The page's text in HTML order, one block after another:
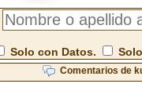
Solo con Datos.
Comentarios de